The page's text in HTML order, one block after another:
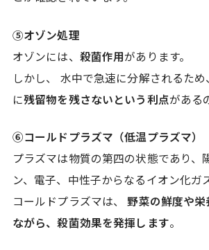
⑤オゾン処理
オゾンには、 殺菌作用があります。
しかし、 水中で急速に分解されるた
に残留物を残さないという利点がある
⑥コールドプラズマ（低温プラズマ）
プラズマは物質の第四の状態であり、
ン、電子、中性子からなるイオン化ガ
コールドプラズマは、野菜の鮮度や
ながら、殺菌効果を発揮します。